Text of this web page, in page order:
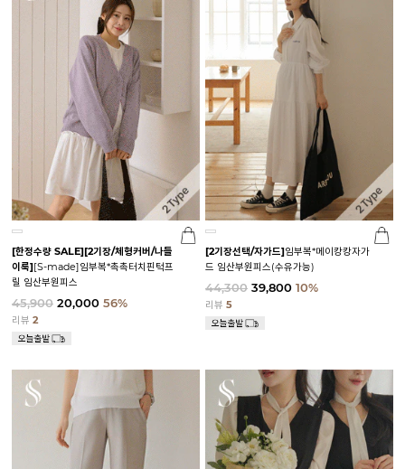
[한정수량 SALE][2기장/체형커버/나들
이룩][S-made]임부복*촉촉터치핀턱프
릴 임산부원피스
45,900 20,000 56%
리뷰 2
[2기장선택/자가드]임부복*메이캉캉자가
드 임산부원피스(수유가능)
44,300 39,800 10%
리뷰 5